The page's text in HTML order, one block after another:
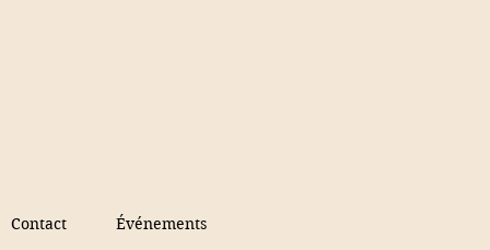
Contact Événements